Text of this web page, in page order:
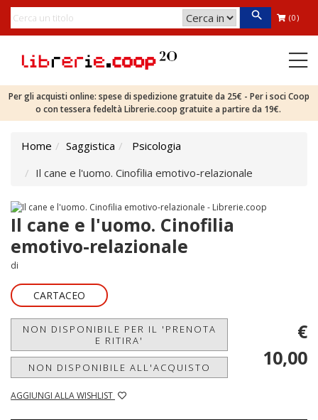
(0)
Per gli acquisti online: spese di spedizione gratuite da 25€ - Per i soci Coop
o con tessera fedeltà Librerie.coop gratuite a partire da 19€.
Home Saggistica
Psicologia
Il cane e l'uomo. Cinofilia emotivo-relazionale
Il cane e l'uomo. Cinofilia
emotivo-relazionale
di
CARTACEO
NON DISPONIBILE PER IL 'PRENOTA
E RITIRA'
NON DISPONIBILE ALL'ACQUISTO
AGGIUNGI ALLA WISHLIST
€
10,00